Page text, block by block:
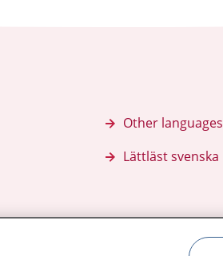
Other languages
Lättläst svenska